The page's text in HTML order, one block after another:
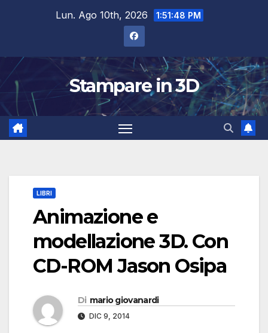
Lun. Ago 10th, 2026 1:51:48 PM
Stampare in 3D
LIBRI
Animazione e
modellazione 3D. Con
CD-ROM Jason Osipa
Di mario giovanardi
DIC 9, 2014